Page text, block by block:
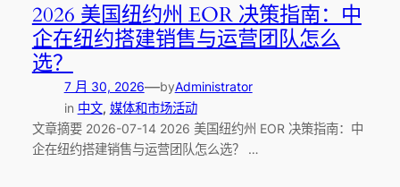
2026 美国纽约州 EOR 决策指南：中
企在纽约搭建销售与运营团队怎么
选？
7 月 30, 2026—byAdministrator
in 中文, 媒体和市场活动
文章摘要 2026-07-14 2026 美国纽约州 EOR 决策指南：中
企在纽约搭建销售与运营团队怎么选？ …